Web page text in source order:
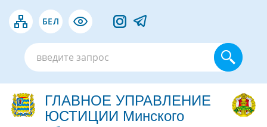
БЕЛ
ГЛАВНОЕ УПРАВЛЕНИЕ
ЮСТИЦИИ Минского